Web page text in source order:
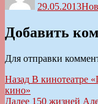
29.05.2013
Добавить
Для отправки
Навигация
по
Назад Предыдущая
В кинотеатре
кино»
Далее Следующая
150 жизней